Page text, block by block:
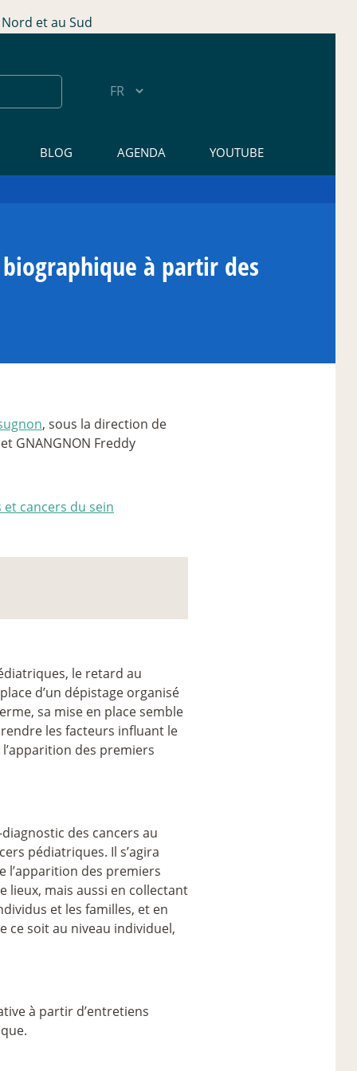
et au Sud
BLOG AGENDA YOUTUBE
à partir des
, sous la direction de
GNANGNON Freddy
cancers du sein
le retard au
d’un dépistage organisé
sa mise en place semble
les facteurs influant le
des premiers
des cancers au
pédiatriques. Il s’agira
des premiers
lieux, mais aussi en collectant
et les familles, et en
ce soit au niveau individuel,
à partir d’entretiens